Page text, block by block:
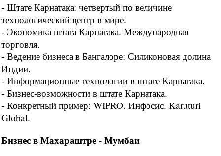
- Штате Карнатака: четвертый по величине
технологический центр в мире.
- Экономика штата Карнатака. Международная
торговля.
- Ведение бизнеса в Бангалоре: Силиконовая долина
Индии.
- Информационные технологии в штате Карнатака.
- Бизнес-возможности в штате Карнатака.
- Конкретный пример: WIPRO. Инфосис. Karuturi
Global.
Бизнес в Махараштре - Мумбаи